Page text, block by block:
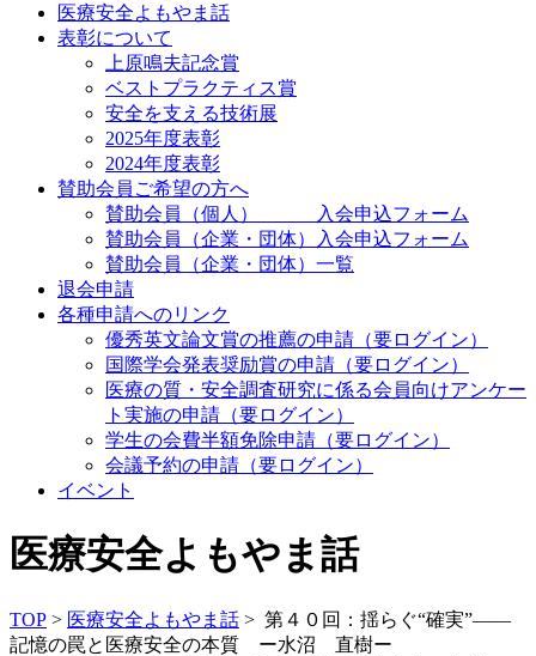
医療安全よもやま話
表彰について
上原鳴夫記念賞
ベストプラクティス賞
安全を支える技術展
2025年度表彰
2024年度表彰
賛助会員ご希望の方へ
賛助会員（個人） 入会申込フォーム
賛助会員（企業・団体）入会申込フォーム
賛助会員（企業・団体）一覧
退会申請
各種申請へのリンク
優秀英文論文賞の推薦の申請（要ログイン）
国際学会発表奨励賞の申請（要ログイン）
医療の質・安全調査研究に係る会員向けアンケー
ト実施の申請（要ログイン）
学生の会費半額免除申請（要ログイン）
会議予約の申請（要ログイン）
イベント
医療安全よもやま話
TOP > 医療安全よもやま話 > 第４０回：揺らぐ“確実”——
記憶の罠と医療安全の本質 ー水沼 直樹ー